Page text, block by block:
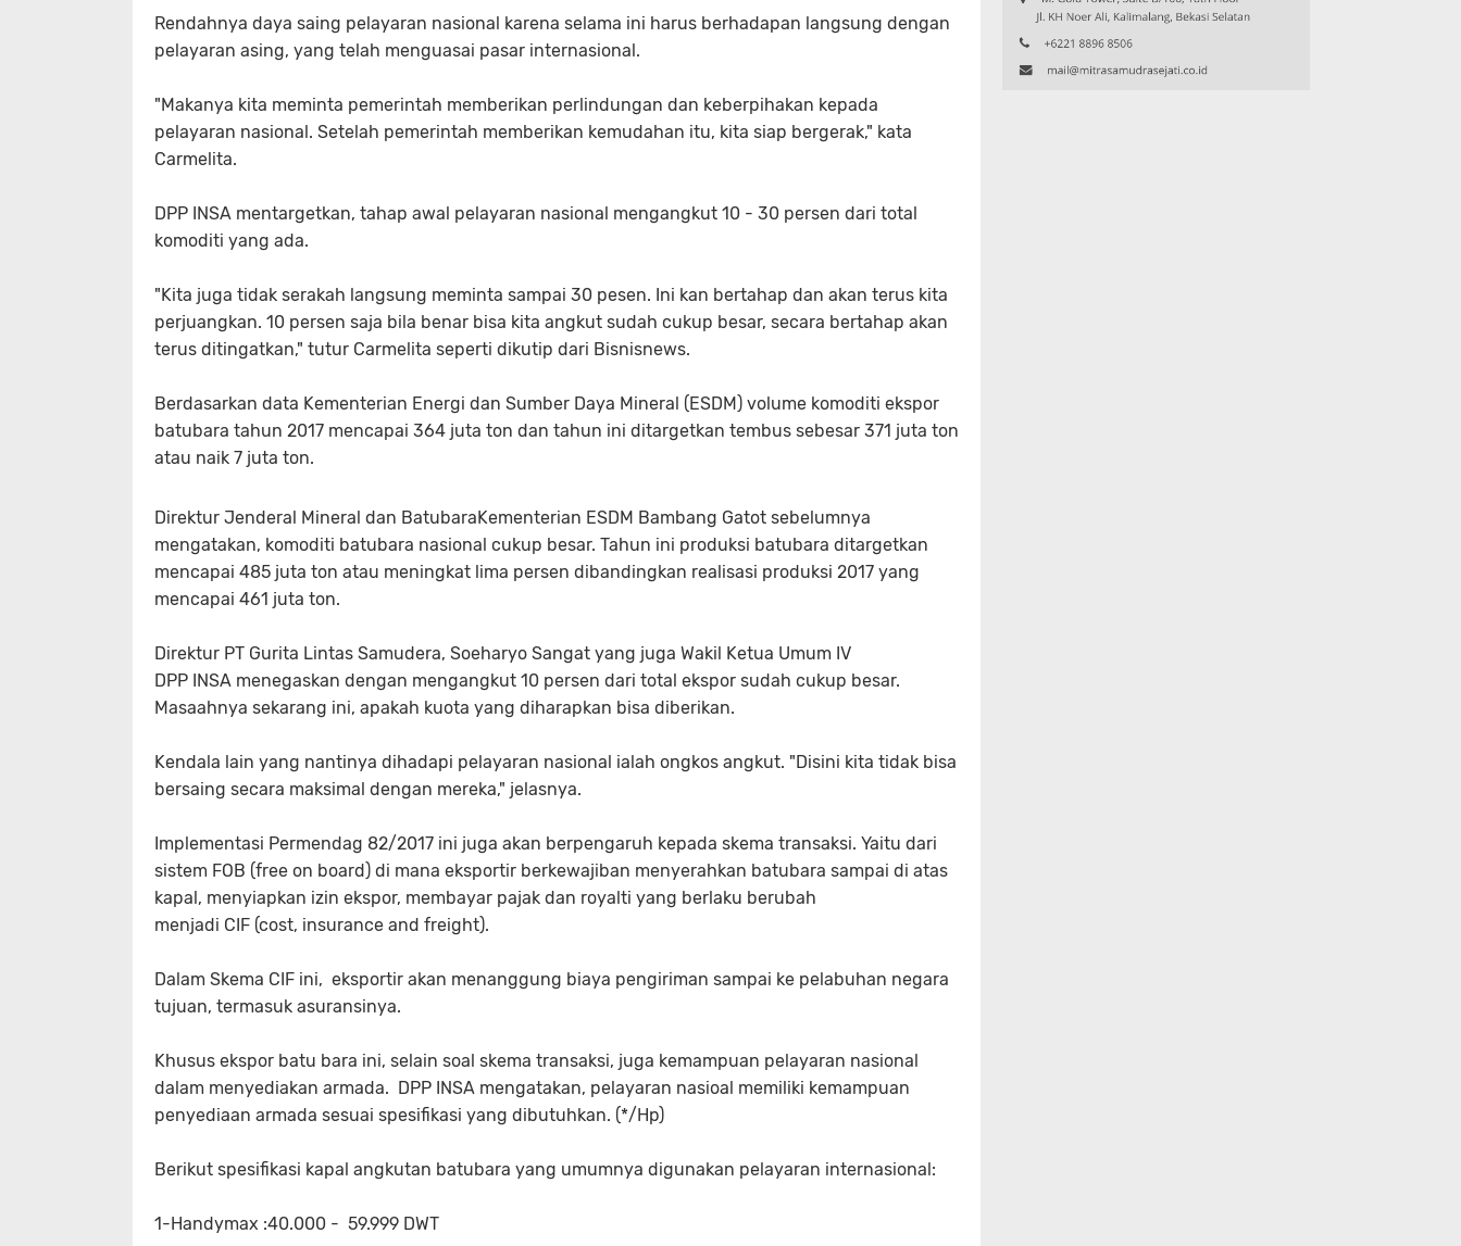
Rendahnya daya saing pelayaran nasional karena selama ini harus berhadapan langsung dengan
pelayaran asing, yang telah menguasai pasar internasional.
"Makanya kita meminta pemerintah memberikan perlindungan dan keberpihakan kepada
pelayaran nasional. Setelah pemerintah memberikan kemudahan itu, kita siap bergerak," kata
Carmelita.
DPP INSA mentargetkan, tahap awal pelayaran nasional mengangkut 10 - 30 persen dari total
komoditi yang ada.
"Kita juga tidak serakah langsung meminta sampai 30 pesen. Ini kan bertahap dan akan terus kita
perjuangkan. 10 persen saja bila benar bisa kita angkut sudah cukup besar, secara bertahap akan
terus ditingatkan," tutur Carmelita seperti dikutip dari Bisnisnews.
Berdasarkan data Kementerian Energi dan Sumber Daya Mineral (ESDM) volume komoditi ekspor
batubara tahun 2017 mencapai 364 juta ton dan tahun ini ditargetkan tembus sebesar 371 juta ton
atau naik 7 juta ton.
Direktur Jenderal Mineral dan BatubaraKementerian ESDM Bambang Gatot sebelumnya
mengatakan, komoditi batubara nasional cukup besar. Tahun ini produksi batubara ditargetkan
mencapai 485 juta ton atau meningkat lima persen dibandingkan realisasi produksi 2017 yang
mencapai 461 juta ton.
Direktur PT Gurita Lintas Samudera, Soeharyo Sangat yang juga Wakil Ketua Umum IV
DPP INSA menegaskan dengan mengangkut 10 persen dari total ekspor sudah cukup besar.
Masaahnya sekarang ini, apakah kuota yang diharapkan bisa diberikan.
Kendala lain yang nantinya dihadapi pelayaran nasional ialah ongkos angkut. "Disini kita tidak bisa
bersaing secara maksimal dengan mereka," jelasnya.
Implementasi Permendag 82/2017 ini juga akan berpengaruh kepada skema transaksi. Yaitu dari
sistem FOB (free on board) di mana eksportir berkewajiban menyerahkan batubara sampai di atas
kapal, menyiapkan izin ekspor, membayar pajak dan royalti yang berlaku berubah
menjadi CIF (cost, insurance and freight).
Dalam Skema CIF ini, eksportir akan menanggung biaya pengiriman sampai ke pelabuhan negara
tujuan, termasuk asuransinya.
Khusus ekspor batu bara ini, selain soal skema transaksi, juga kemampuan pelayaran nasional
dalam menyediakan armada. DPP INSA mengatakan, pelayaran nasioal memiliki kemampuan
penyediaan armada sesuai spesifikasi yang dibutuhkan. (*/Hp)
Berikut spesifikasi kapal angkutan batubara yang umumnya digunakan pelayaran internasional:
1-Handymax :40.000 - 59.999 DWT